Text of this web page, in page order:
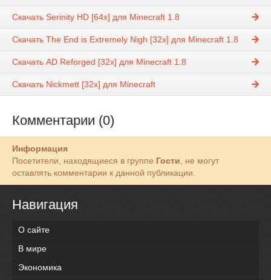
Скачать Serinity HD [64x] для Minecraft 1.8
Скачать The End is Extremely Nigh [32x] для Minecraft 1.8
Скачать AD Reforged [32x] для Minecraft 1.8
Скачать Nickmett [32x] для Minecraft
Комментарии (0)
Информация
Посетители, находящиеся в группе Гости , не могут
оставлять комментарии к данной публикации.
Навигация
О сайте
В мире
Экономика